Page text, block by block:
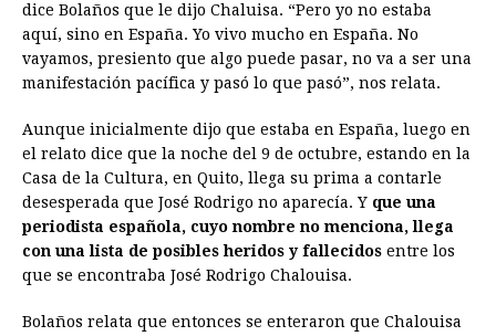
dice Bolaños que le dijo Chaluisa. “Pero yo no estaba
aquí, sino en España. Yo vivo mucho en España. No
vayamos, presiento que algo puede pasar, no va a ser una
manifestación pacífica y pasó lo que pasó”, nos relata.
Aunque inicialmente dijo que estaba en España, luego en
el relato dice que la noche del 9 de octubre, estando en la
Casa de la Cultura, en Quito, llega su prima a contarle
desesperada que José Rodrigo no aparecía. Y que una
periodista española, cuyo nombre no menciona, llega
con una lista de posibles heridos y fallecidos entre los
que se encontraba José Rodrigo Chalouisa.
Bolaños relata que entonces se enteraron que Chalouisa